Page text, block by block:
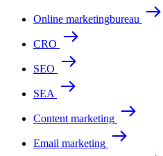
Online marketingbureau
CRO
SEO
SEA
Content marketing
Email marketing